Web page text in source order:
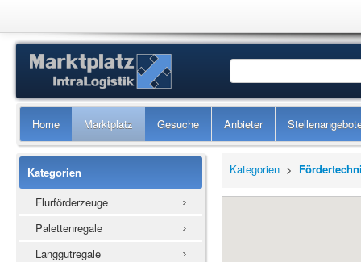
Home Marktplatz Gesuche Anbieter
Kategorien
Flurförderzeuge
Palettenregale
Langgutregale
Kategorien >